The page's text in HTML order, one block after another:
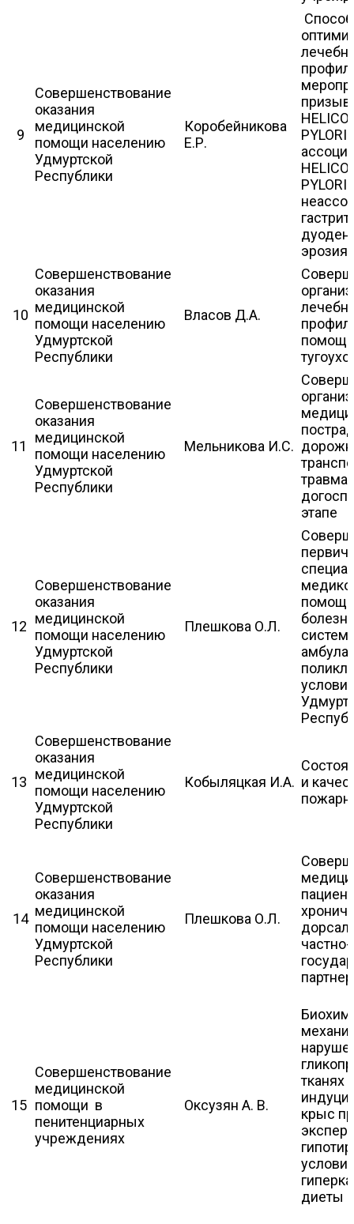
9
Совершенствование
оказания
медицинской
помощи населению
Удмуртской
Республики
Коробейникова
Е.Р.
PYLORI-
PYLORI-
10
Совершенствование
оказания
медицинской
помощи населению
Удмуртской
Республики
Власов Д.А.
11
Совершенствование
оказания
медицинской
помощи населению
Удмуртской
Республики
Мельникова И.С.
этапе
12
Совершенствование
оказания
медицинской
помощи населению
Удмуртской
Республики
Плешкова О.Л.
13
Совершенствование
оказания
медицинской
помощи населению
Удмуртской
Республики
Кобыляцкая И.А. и
14
Совершенствование
оказания
медицинской
помощи населению
Удмуртской
Республики
Плешкова О.Л.
частно-
15
Совершенствование
медицинской
помощи в
пенитенциарных
учреждениях
Оксузян А. В.
тканях
крыс
диеты